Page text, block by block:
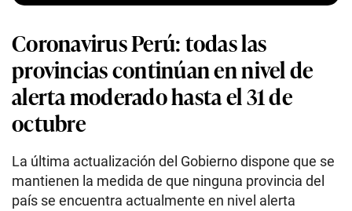
Coronavirus Perú: todas las
provincias continúan en nivel de
alerta moderado hasta el 31 de
octubre
La última actualización del Gobierno dispone que se
mantienen la medida de que ninguna provincia del
país se encuentra actualmente en nivel alerta